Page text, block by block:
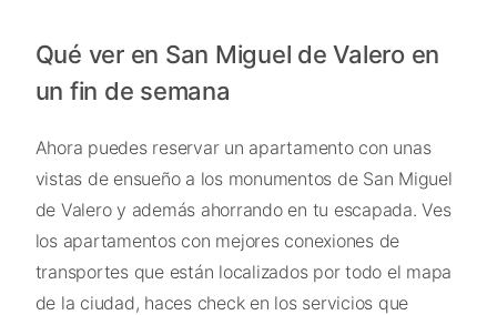
Qué ver en San Miguel de Valero en
un fin de semana
Ahora puedes reservar un apartamento con unas
vistas de ensueño a los monumentos de San Miguel
de Valero y además ahorrando en tu escapada. Ves
los apartamentos con mejores conexiones de
transportes que están localizados por todo el mapa
de la ciudad, haces check en los servicios que